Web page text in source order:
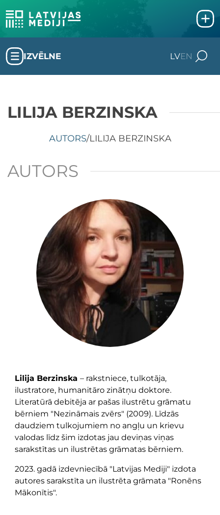
IZVĒLNE LVEN
LILIJA BERZINSKA
AUTORS/LILIJA BERZINSKA
AUTORS
Lilija Berzinska – rakstniece, tulkotāja,
ilustratore, humanitāro zinātņu doktore.
Literatūrā debitēja ar pašas ilustrētu grāmatu
bērniem "Nezināmais zvērs" (2009). Līdzās
daudziem tulkojumiem no angļu un krievu
valodas līdz šim izdotas jau deviņas viņas
sarakstītas un ilustrētas grāmatas bērniem.
2023. gadā izdevniecībā "Latvijas Mediji" izdota
autores sarakstīta un ilustrēta grāmata "Ronēns
Mākonītis".